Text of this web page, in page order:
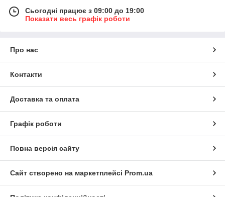
Сьогодні працює з 09:00 до 19:00
Показати весь графік роботи
Про нас
Контакти
Доставка та оплата
Графік роботи
Повна версія сайту
Сайт створено на маркетплейсі Prom.ua